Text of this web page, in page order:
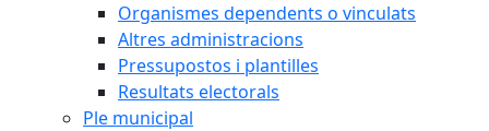
Organismes dependents o vinculats
Altres administracions
Pressupostos i plantilles
Resultats electorals
Ple municipal